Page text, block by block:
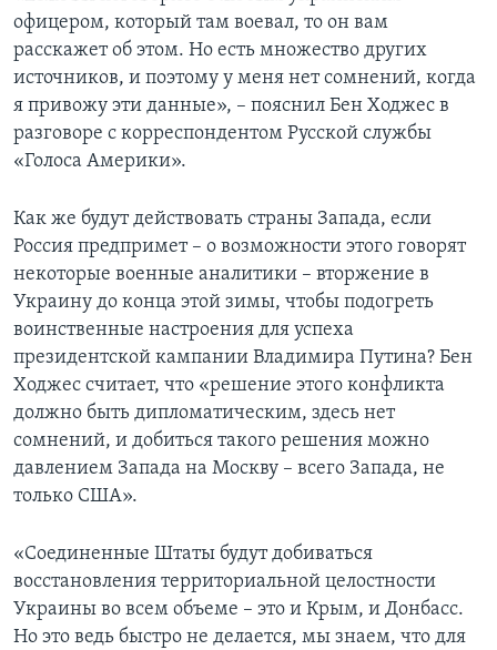
офицером, который там воевал, то он вам
расскажет об этом. Но есть множество других
источников, и поэтому у меня нет сомнений, когда
я привожу эти данные», – пояснил Бен Ходжес в
разговоре с корреспондентом Русской службы
«Голоса Америки».
Как же будут действовать страны Запада, если
Россия предпримет – о возможности этого говорят
некоторые военные аналитики – вторжение в
Украину до конца этой зимы, чтобы подогреть
воинственные настроения для успеха
президентской кампании Владимира Путина? Бен
Ходжес считает, что «решение этого конфликта
должно быть дипломатическим, здесь нет
сомнений, и добиться такого решения можно
давлением Запада на Москву – всего Запада, не
только США».
«Соединенные Штаты будут добиваться
восстановления территориальной целостности
Украины во всем объеме – это и Крым, и Донбасс.
Но это ведь быстро не делается, мы знаем, что для